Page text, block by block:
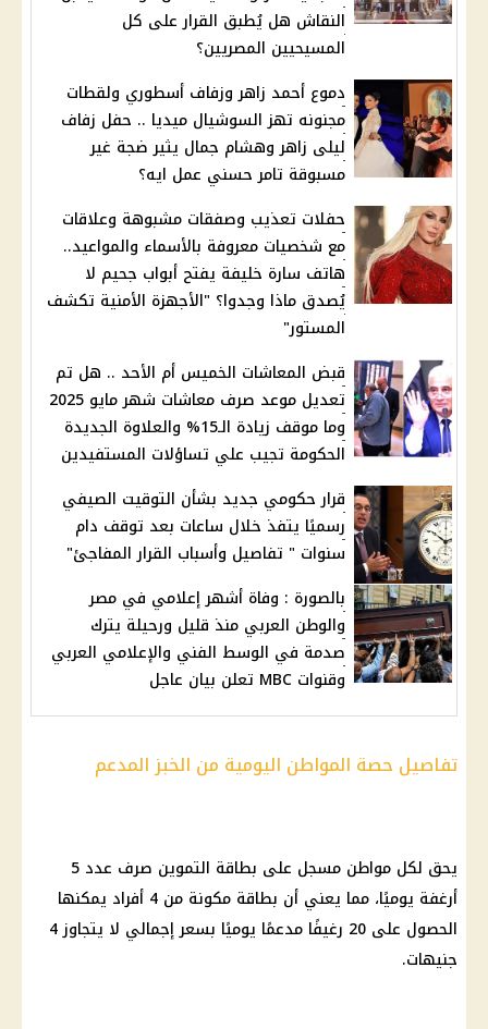
النقاش هل يُطبق القرار على كل
المسيحيين المصريين؟
دموع أحمد زاهر وزفاف أسطوري ولقطات
مجنونه تهز السوشيال ميديا .. حفل زفاف
ليلى زاهر وهشام جمال يثير ضجة غير
مسبوقة تامر حسني عمل ايه؟
حفلات تعذيب وصفقات مشبوهة وعلاقات
مع شخصيات معروفة بالأسماء والمواعيد..
هاتف سارة خليفة يفتح أبواب جحيم لا
يُصدق ماذا وجدوا؟ "الأجهزة الأمنية تكشف
المستور"
قبض المعاشات الخميس أم الأحد .. هل تم
تعديل موعد صرف معاشات شهر مايو 2025
وما موقف زيادة الـ15% والعلاوة الجديدة
الحكومة تجيب علي تساؤلات المستفيدين
قرار حكومي جديد بشأن التوقيت الصيفي
رسميًا يتفذ خلال ساعات بعد توقف دام
سنوات " تفاصيل وأسباب القرار المفاجئ"
بالصورة : وفاة أشهر إعلامي في مصر
والوطن العربي منذ قليل ورحيلة يترك
صدمة في الوسط الفني والإعلامي العربي
وقنوات MBC تعلن بيان عاجل
تفاصيل حصة المواطن اليومية من الخبز المدعم
يحق لكل مواطن مسجل على بطاقة التموين
صرف عدد 5
أرغفة يوميًا، مما يعني أن بطاقة مكونة من 4 أفراد يمكنها
الحصول على 20 رغيفًا مدعمًا يوميًا بسعر إجمالي لا يتجاوز 4
جنيهات.